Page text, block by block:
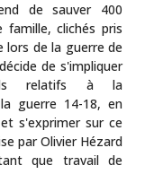
de sauver 400
famille, clichés pris
lors de la guerre de
de s'impliquer
relatifs à la
guerre 14-18, en
s'exprimer sur ce
par Olivier Hézard
que travail de